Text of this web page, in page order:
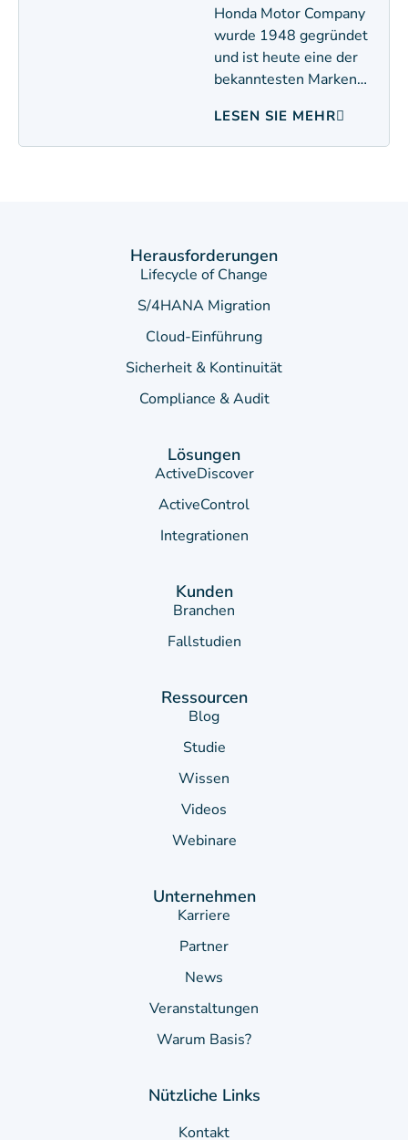
Honda Motor Company
wurde 1948 gegründet
und ist heute eine der
bekanntesten Marken…
LESEN SIE MEHR
Herausforderungen
Lifecycle of Change
S/4HANA Migration
Cloud-Einführung
Sicherheit & Kontinuität
Compliance & Audit
Lösungen
ActiveDiscover
ActiveControl
Integrationen
Kunden
Branchen
Fallstudien
Ressourcen
Blog
Studie
Wissen
Videos
Webinare
Unternehmen
Karriere
Partner
News
Veranstaltungen
Warum Basis?
Nützliche Links
Kontakt